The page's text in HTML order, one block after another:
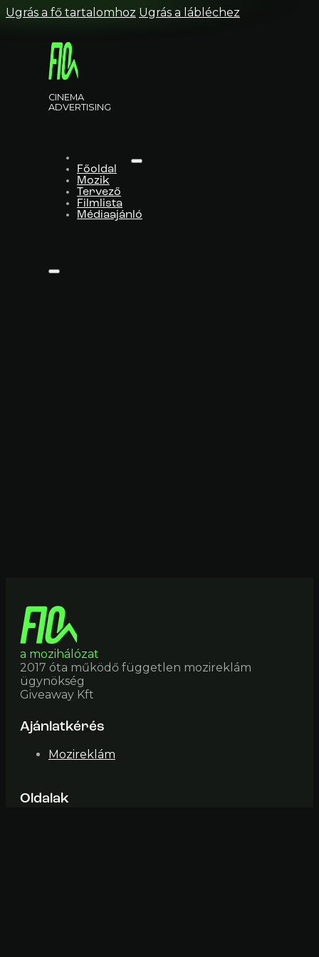
Ugrás a fő tartalomhoz Ugrás a lábléchez
CINEMA
ADVERTISING
Főoldal
Mozik
Tervező
Filmlista
Médiaajánló
a mozihálózat
2017 óta működő független mozireklám
ügynökség
Giveaway Kft
Ajánlatkérés
Mozireklám
Oldalak